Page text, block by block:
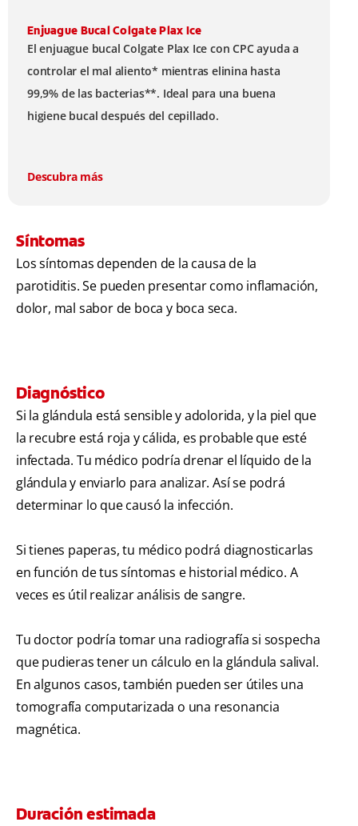
Enjuague Bucal Colgate Plax Ice
El enjuague bucal Colgate Plax Ice con CPC ayuda a
controlar el mal aliento* mientras elinina hasta
99,9% de las bacterias**. Ideal para una buena
higiene bucal después del cepillado.
Descubra más
Síntomas
Los síntomas dependen de la causa de la
parotiditis. Se pueden presentar como inflamación,
dolor, mal sabor de boca y boca seca.
Diagnóstico
Si la glándula está sensible y adolorida, y la piel que
la recubre está roja y cálida, es probable que esté
infectada. Tu médico podría drenar el líquido de la
glándula y enviarlo para analizar. Así se podrá
determinar lo que causó la infección.
Si tienes paperas, tu médico podrá diagnosticarlas
en función de tus síntomas e historial médico. A
veces es útil realizar análisis de sangre.
Tu doctor podría tomar una radiografía si sospecha
que pudieras tener un cálculo en la glándula salival.
En algunos casos, también pueden ser útiles una
tomografía computarizada o una resonancia
magnética.
Duración estimada